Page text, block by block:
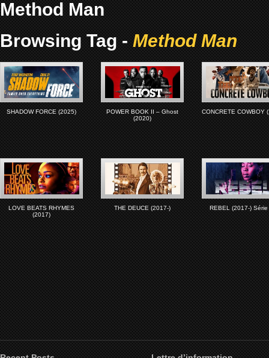
Method Man
Browsing Tag -Method Man
SHADOW FORCE (2025)
POWER BOOK II – Ghost
(2020)
CONCRETE COWBOY
LOVE BEATS RHYMES
(2017)
THE DEUCE (2017-) REBEL (2017-) Série